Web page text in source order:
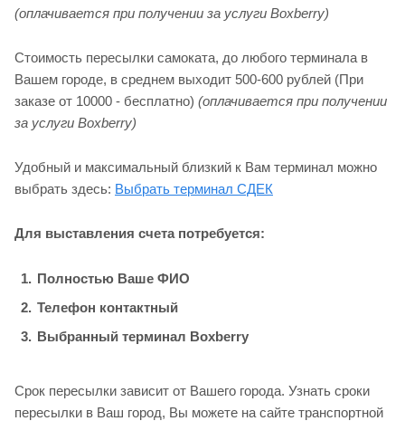
(оплачивается при получении за услуги Boxberry)
Стоимость пересылки самоката, до любого терминала в
Вашем городе, в среднем выходит 500-600 рублей (При
заказе от 10000 - бесплатно) (оплачивается при получении
за услуги Boxberry)
Удобный и максимальный близкий к Вам терминал можно
выбрать здесь: Выбрать терминал СДЕК
Для выставления счета потребуется:
Полностью Ваше ФИО
Телефон контактный
Выбранный терминал Boxberry
Срок пересылки зависит от Вашего города. Узнать сроки
пересылки в Ваш город, Вы можете на сайте транспортной